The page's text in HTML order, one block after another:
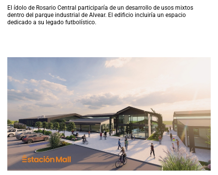
El ídolo de Rosario Central participaría de un desarrollo de usos mixtos
dentro del parque industrial de Alvear. El edificio incluiría un espacio
dedicado a su legado futbolístico.